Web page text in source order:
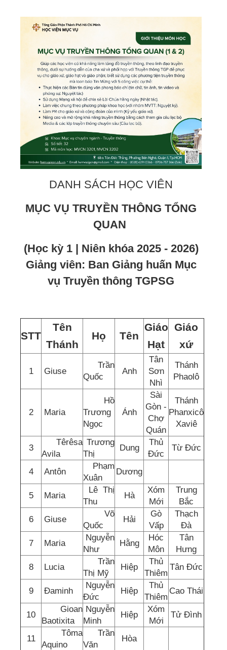
DANH SÁCH HỌC VIÊN
MỤC VỤ TRUYỀN THÔNG TỔNG
QUAN
(Học kỳ 1 | Niên khóa 2025 - 2026)
Giảng viên: Ban Giảng huấn Mục
vụ Truyền thông TGPSG
STT
Tên
Thánh
Họ Tên
Giáo
Hạt
Giáo
xứ
1 Giuse
Trần
Quốc
Anh
Tân
Sơn
Nhì
Thánh
Phaolô
2 Maria
Hồ
Trương
Ngọc
Ánh
Sài
Gòn -
Chợ
Quán
Thánh
Phanxicô
Xaviê
3
Têrêsa
Avila
Trương
Thị
Dung
Thủ
Đức
Từ Đức
4 Antôn
Phạm
Xuân
Dương
5 Maria
Lê Thị
Thu
Hà
Xóm
Mới
Trung
Bắc
6
Giuse
Võ
Quốc
Hải
Gò
Vấp
Thạch
Đà
7
Maria
Nguyễn
Như
Hằng
Hóc
Môn
Tân
Hưng
8
Lucia
Trần
Thị Mỹ
Hiệp
Thủ
Thiêm
Tân Đức
9 Đaminh
Nguyễn
Đức
Hiệp
Thủ
Thiêm
Cao Thái
10
Gioan
Baotixita
Nguyễn
Minh
Hiệp
Xóm
Mới
Tử Đình
11
Tôma
Aquino
Trần
Văn
Hòa